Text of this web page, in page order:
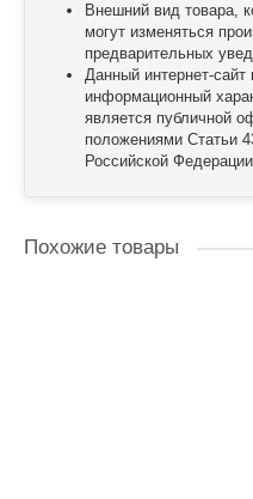
Внешний вид товара,
могут изменяться
предварительных
Данный интернет-
информационный
является публичной
положениями Статьи
Российской
Похожие товары